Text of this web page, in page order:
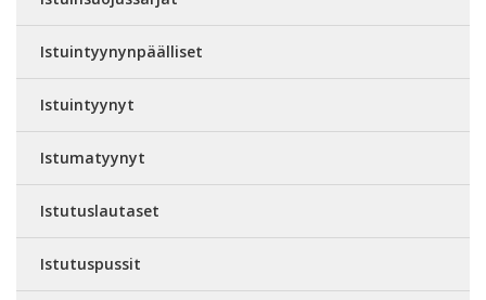
Istuintyynynpäälliset
Istuintyynyt
Istumatyynyt
Istutuslautaset
Istutuspussit